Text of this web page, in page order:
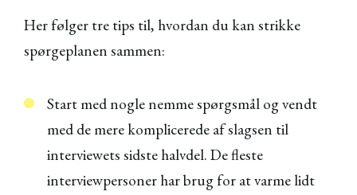
Her følger tre tips til, hvordan du kan strikke
spørgeplanen sammen:
Start med nogle nemme spørgsmål og vendt
med de mere komplicerede af slagsen til
interviewets sidste halvdel. De fleste
interviewpersoner har brug for at varme lidt